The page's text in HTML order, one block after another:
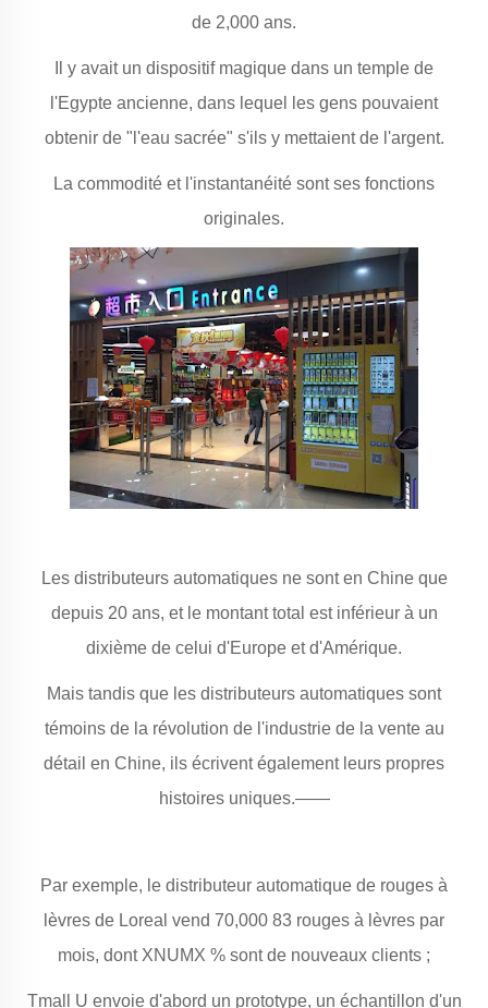
de 2,000 ans.
Il y avait un dispositif magique dans un temple de
l'Egypte ancienne, dans lequel les gens pouvaient
obtenir de "l'eau sacrée" s'ils y mettaient de l'argent.
La commodité et l'instantanéité sont ses fonctions
originales.
Les distributeurs automatiques ne sont en Chine que
depuis 20 ans, et le montant total est inférieur à un
dixième de celui d'Europe et d'Amérique.
Mais tandis que les distributeurs automatiques sont
témoins de la révolution de l'industrie de la vente au
détail en Chine, ils écrivent également leurs propres
histoires uniques.——
Par exemple, le distributeur automatique de rouges à
lèvres de Loreal vend 70,000 83 rouges à lèvres par
mois, dont XNUMX % sont de nouveaux clients ;
Tmall U envoie d'abord un prototype, un échantillon d'un